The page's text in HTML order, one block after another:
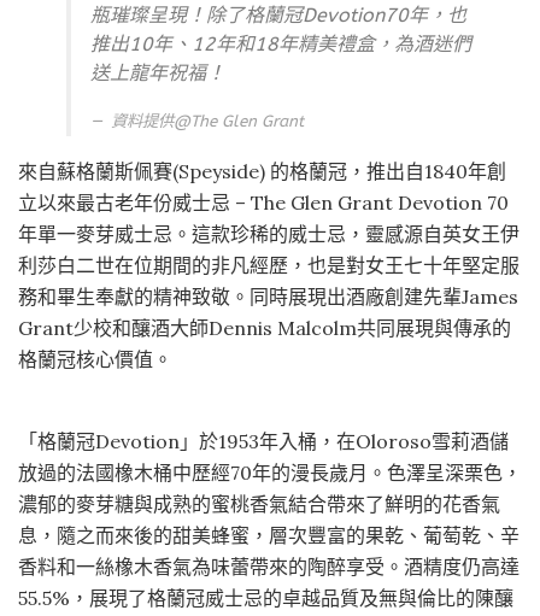
瓶璀璨呈現！除了格蘭冠Devotion70年，也
推出10年、12年和18年精美禮盒，為酒迷們
送上龍年祝福！
資料提供@The Glen Grant
來自蘇格蘭斯佩賽(Speyside) 的格蘭冠，推出自1840年創
立以來最古老年份威士忌 – The Glen Grant Devotion 70
年單一麥芽威士忌。這款珍稀的威士忌，靈感源自英女王伊
利莎白二世在位期間的非凡經歷，也是對女王七十年堅定服
務和畢生奉獻的精神致敬。同時展現出酒廠創建先輩James
Grant少校和釀酒大師Dennis Malcolm共同展現與傳承的
格蘭冠核心價值。
「格蘭冠Devotion」於1953年入桶，在Oloroso雪莉酒儲
放過的法國橡木桶中歷經70年的漫長歲月。色澤呈深栗色，
濃郁的麥芽糖與成熟的蜜桃香氣結合帶來了鮮明的花香氣
息，隨之而來後的甜美蜂蜜，層次豐富的果乾、葡萄乾、辛
香料和一絲橡木香氣為味蕾帶來的陶醉享受。酒精度仍高達
55.5%，展現了格蘭冠威士忌的卓越品質及無與倫比的陳釀